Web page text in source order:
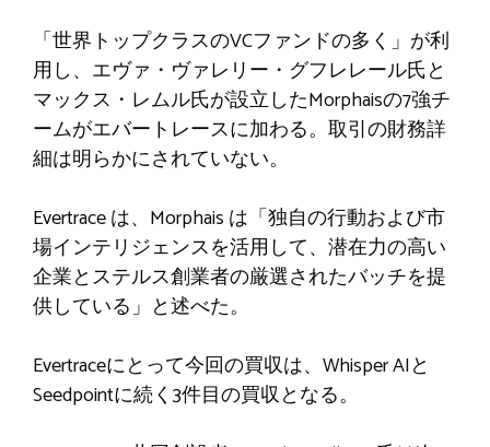
「世界トップクラスのVCファンドの多く」が利
用し、エヴァ・ヴァレリー・グフレレール氏と
マックス・レムル氏が設立したMorphaisの7強チ
ームがエバートレースに加わる。取引の財務詳
細は明らかにされていない。
Evertrace は、Morphais は「独自の行動および市
場インテリジェンスを活用して、潜在力の高い
企業とステルス創業者の厳選されたバッチを提
供している」と述べた。
Evertraceにとって今回の買収は、Whisper AIと
Seedpointに続く3件目の買収となる。